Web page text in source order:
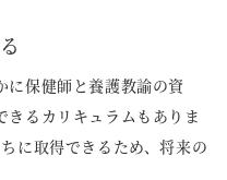
保健師と養護教諭の資
るカリキュラムもありま
に取得できるため、将来の